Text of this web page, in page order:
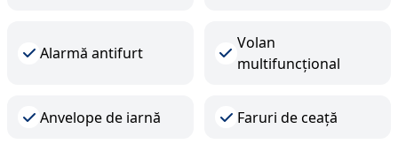
Alarmă antifurt
Volan
multifuncțional
Anvelope de iarnă Faruri de ceață